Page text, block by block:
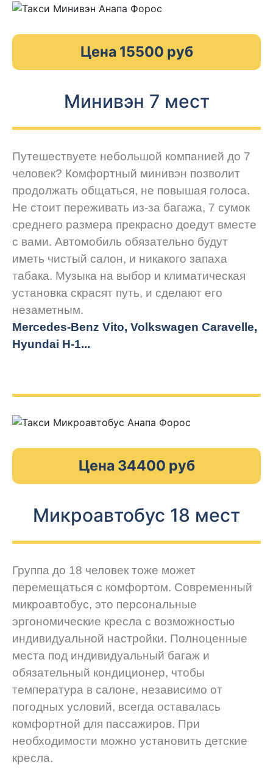
Цена 15500 руб
Минивэн 7 мест
Путешествуете небольшой компанией до 7
человек? Комфортный минивэн позволит
продолжать общаться, не повышая голоса.
Не стоит переживать из-за багажа, 7 сумок
среднего размера прекрасно доедут вместе
с вами. Автомобиль обязательно будут
иметь чистый салон, и никакого запаха
табака. Музыка на выбор и климатическая
установка скрасят путь, и сделают его
незаметным.
Mercedes-Benz Vito, Volkswagen Caravelle,
Hyundai H-1...
Цена 34400 руб
Микроавтобус 18 мест
Группа до 18 человек тоже может
перемещаться с комфортом. Современный
микроавтобус, это персональные
эргономические кресла с возможностью
индивидуальной настройки. Полноценные
места под индивидуальный багаж и
обязательный кондиционер, чтобы
температура в салоне, независимо от
погодных условий, всегда оставалась
комфортной для пассажиров. При
необходимости можно установить детские
кресла.